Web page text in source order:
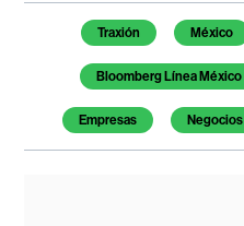
Temas de este artículo
Traxión México
Bloomberg Línea México
Empresas Negocios